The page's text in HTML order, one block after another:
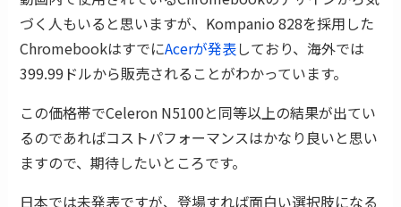
づく人もいると思いますが、Kompanio 828を採用した
ChromebookはすでにAcerが発表しており、海外では
399.99ドルから販売されることがわかっています。
この価格帯でCeleron N5100と同等以上の結果が出てい
るのであればコストパフォーマンスはかなり良いと思い
ますので、期待したいところです。
日本では未発表ですが、登場すれば面白い選択肢になる